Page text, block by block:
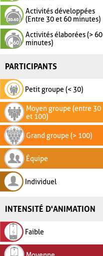
Activités développées
(Entre 30 et 60 minutes)
Activités élaborées (> 60
minutes)
PARTICIPANTS
Petit groupe (< 30)
Moyen groupe (entre 30
et 100)
Grand groupe (> 100)
Équipe
Individuel
INTENSITÉ D'ANIMATION
Faible